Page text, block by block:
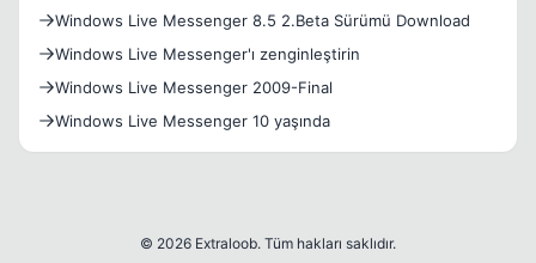
Windows Live Messenger 8.5 2.Beta Sürümü Download
Windows Live Messenger'ı zenginleştirin
Windows Live Messenger 2009-Final
Windows Live Messenger 10 yaşında
© 2026 Extraloob. Tüm hakları saklıdır.